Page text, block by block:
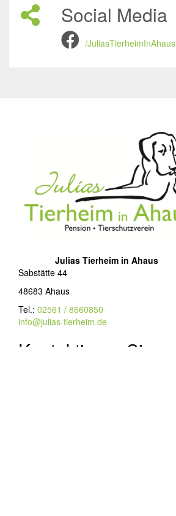
Social Media
/JuliasTierheimInAhaus
Julias Tierheim in Ahaus
Sabstätte 44
48683 Ahaus
Tel.: 02561 / 8660850
info@julias-tierheim.de
Kontaktieren Sie uns